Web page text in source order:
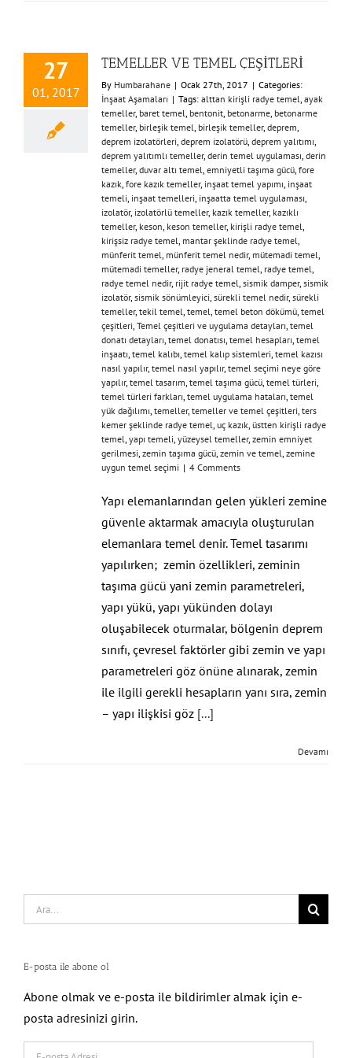
27
01, 2017
TEMELLER VE TEMEL ÇEŞİTLERİ
By Humbarahane | Ocak 27th, 2017 | Categories:
İnşaat Aşamaları | Tags: alttan kirişli radye temel, ayak
temeller, baret temel, bentonit, betonarme, betonarme
temeller, birleşik temel, birleşik temeller, deprem,
deprem izolatörleri, deprem izolatörü, deprem yalıtımı,
deprem yalıtımlı temeller, derin temel uygulaması, derin
temeller, duvar altı temel, emniyetli taşıma gücü, fore
kazık, fore kazık temeller, inşaat temel yapımı, inşaat
temeli, inşaat temelleri, inşaatta temel uygulaması,
izolatör, izolatörlü temeller, kazık temeller, kazıklı
temeller, keson, keson temeller, kirişli radye temel,
kirişsiz radye temel, mantar şeklinde radye temel,
münferit temel, münferit temel nedir, mütemadi temel,
mütemadi temeller, radye jeneral temel, radye temel,
radye temel nedir, rijit radye temel, sismik damper, sismik
izolatör, sismik sönümleyici, sürekli temel nedir, sürekli
temeller, tekil temel, temel, temel beton dökümü, temel
çeşitleri, Temel çeşitleri ve uygulama detayları, temel
donatı detayları, temel donatısı, temel hesapları, temel
inşaatı, temel kalıbı, temel kalıp sistemleri, temel kazısı
nasıl yapılır, temel nasıl yapılır, temel seçimi neye göre
yapılır, temel tasarım, temel taşıma gücü, temel türleri,
temel türleri farkları, temel uygulama hataları, temel
yük dağılımı, temeller, temeller ve temel çeşitleri, ters
kemer şeklinde radye temel, uç kazık, üstten kirişli radye
temel, yapı temeli, yüzeysel temeller, zemin emniyet
gerilmesi, zemin taşıma gücü, zemin ve temel, zemine
uygun temel seçimi | 4 Comments
Yapı elemanlarından gelen yükleri zemine
güvenle aktarmak amacıyla oluşturulan
elemanlara temel denir. Temel tasarımı
yapılırken; zemin özellikleri, zeminin
taşıma gücü yani zemin parametreleri,
yapı yükü, yapı yükünden dolayı
oluşabilecek oturmalar, bölgenin deprem
sınıfı, çevresel faktörler gibi zemin ve yapı
parametreleri göz önüne alınarak, zemin
ile ilgili gerekli hesapların yanı sıra, zemin
– yapı ilişkisi göz [...]
Devamı
Search
for:
E-posta ile abone ol
Abone olmak ve e-posta ile bildirimler almak için e-
posta adresinizi girin.